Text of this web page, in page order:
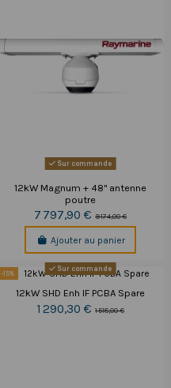
Sur commande
12kW Magnum + 48" antenne
poutre
7 797,90 €9 174,00 €
Ajouter au panier
-15%
Sur commande
12kW SHD Enh IF PCBA Spare
1 290,30 €1 518,00 €